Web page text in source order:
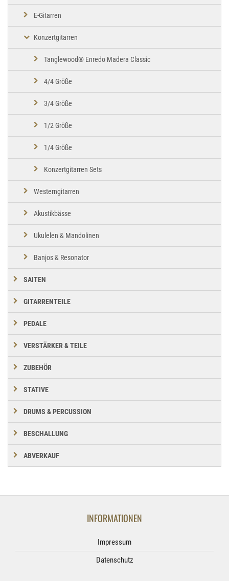
E-Gitarren
Konzertgitarren
Tanglewood® Enredo Madera Classic
4/4 Größe
3/4 Größe
1/2 Größe
1/4 Größe
Konzertgitarren Sets
Westerngitarren
Akustikbässe
Ukulelen & Mandolinen
Banjos & Resonator
SAITEN
GITARRENTEILE
PEDALE
VERSTÄRKER & TEILE
ZUBEHÖR
STATIVE
DRUMS & PERCUSSION
BESCHALLUNG
ABVERKAUF
INFORMATIONEN
Impressum
Datenschutz